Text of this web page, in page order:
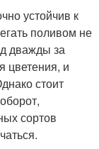
устойчив к
поливом не
дважды за
цветения, и
стоит
сортов